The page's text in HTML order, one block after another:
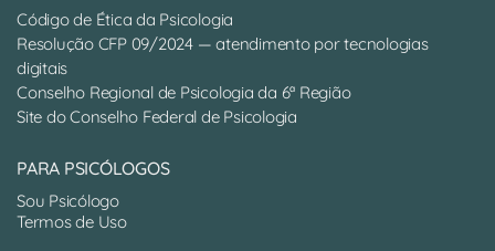
Código de Ética da Psicologia
Resolução CFP 09/2024 — atendimento por tecnologias
digitais
Conselho Regional de Psicologia da 6ª Região
Site do Conselho Federal de Psicologia
PARA PSICÓLOGOS
Sou Psicólogo
Termos de Uso